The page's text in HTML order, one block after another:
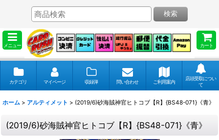
メニュー カート
検索
カテゴリ マイページ 収録弾 問い合わせ ご利用案内
店頭受取につい
て
ホーム > アルティメット > (2019/6)砂海賊神官ヒトコブ【R】{BS48-071}《青》
(2019/6)砂海賊神官ヒトコブ【R】{BS48-071}《青》